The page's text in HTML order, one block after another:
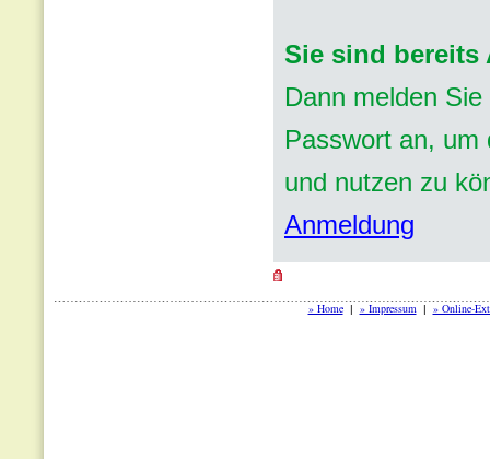
Sie sind bereits
Dann melden
Passwort an, um
und nutzen zu
Anmeldung
» Home | » Impressum | » Online-